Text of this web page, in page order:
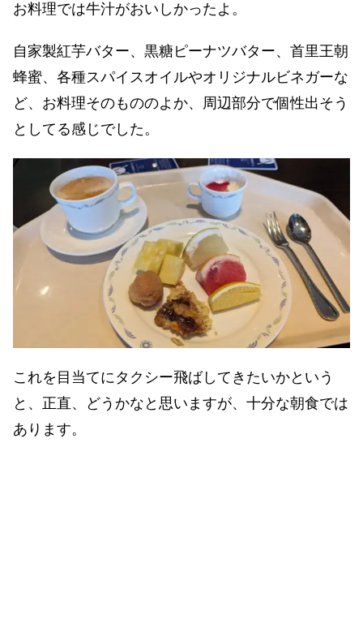
お料理では牛汁がおいしかったよ。
自家製紅芋バター、黒糖ピーナツバター、首里王朝
蜂蜜、各種スパイスオイルやオリジナルビネガーな
ど、お料理そのもののよか、周辺部分で個性出そう
としてる感じでした。
これを目当てにタクシー飛ばしてきたいかという
と、正直、どうかなと思いますが、十分な朝食では
あります。